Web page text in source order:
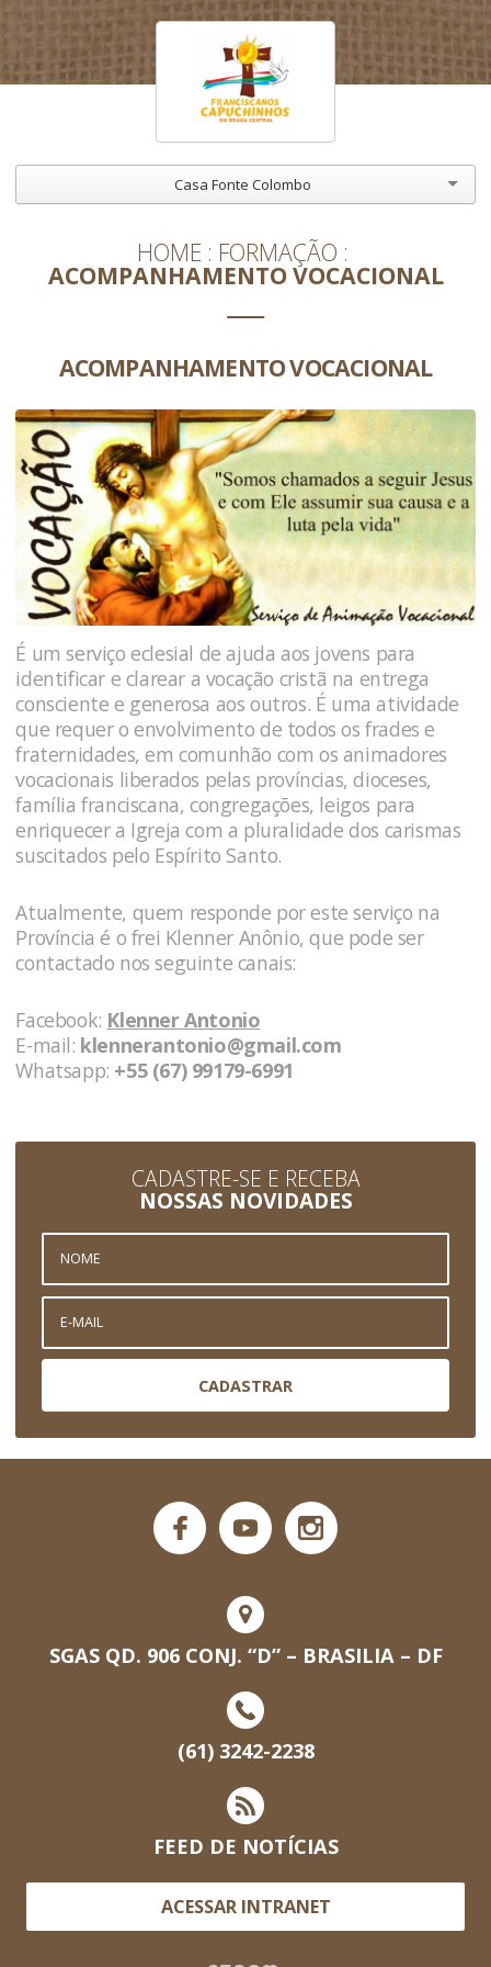
Casa Fonte Colombo
HOME FORMAÇÃO
ACOMPANHAMENTO VOCACIONAL
ACOMPANHAMENTO VOCACIONAL
É um serviço eclesial de ajuda aos jovens para
identificar e clarear a vocação cristã na entrega
consciente e generosa aos outros. É uma atividade
que requer o envolvimento de todos os frades e
fraternidades, em comunhão com os animadores
vocacionais liberados pelas províncias, dioceses,
família franciscana, congregações, leigos para
enriquecer a Igreja com a pluralidade dos carismas
suscitados pelo Espírito Santo.
Atualmente, quem responde por este serviço na
Província é o frei Klenner Anônio, que pode ser
contactado nos seguinte canais:
Facebook: Klenner Antonio
E-mail: klennerantonio@gmail.com
Whatsapp: +55 (67) 99179-6991
CADASTRE-SE E RECEBA
NOSSAS NOVIDADES
CADASTRAR
SGAS QD. 906 CONJ. “D” – BRASILIA – DF
(61) 3242-2238
FEED DE NOTÍCIAS
ACESSAR INTRANET